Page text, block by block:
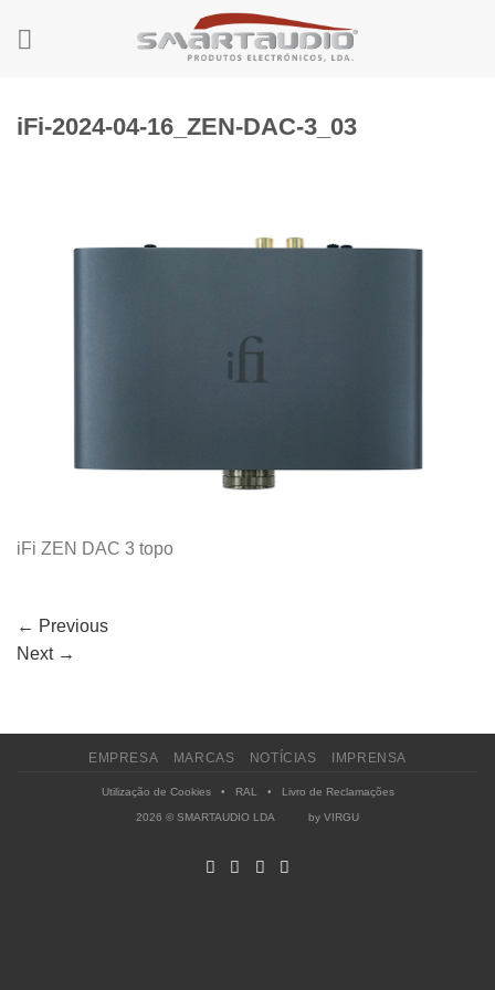
iFi-2024-04-16_ZEN-DAC-3_03
iFi ZEN DAC 3 topo
← Previous
Next →
EMPRESA MARCAS NOTÍCIAS IMPRENSA
Utilização de Cookies• RAL • Livro de Reclamações
2026 © SMARTAUDIO LDA by VIRGU